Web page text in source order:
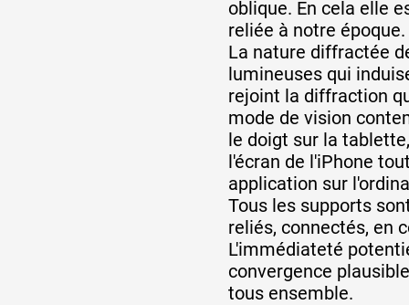
oblique. En cela elle
reliée à notre époque.
La nature diffractée
lumineuses qui
rejoint la diffraction
mode de vision
le doigt sur la
l'écran de l'iPhone
application sur
Tous les supports
reliés, connectés, en
L'immédiateté
convergence
tous ensemble.